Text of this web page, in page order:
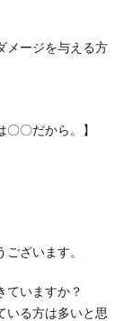
メージを与える方
〇だから。】
ざいます。
ていますか？
いる方は多いと思